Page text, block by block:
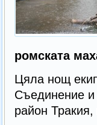
ромската
Цяла нощ
Съединение
район